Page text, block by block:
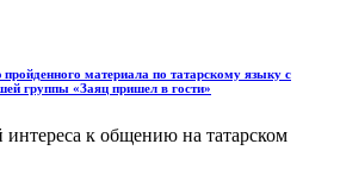
материала по татарскому языку с
группы «Заяц пришел в гости»
к общению на татарском